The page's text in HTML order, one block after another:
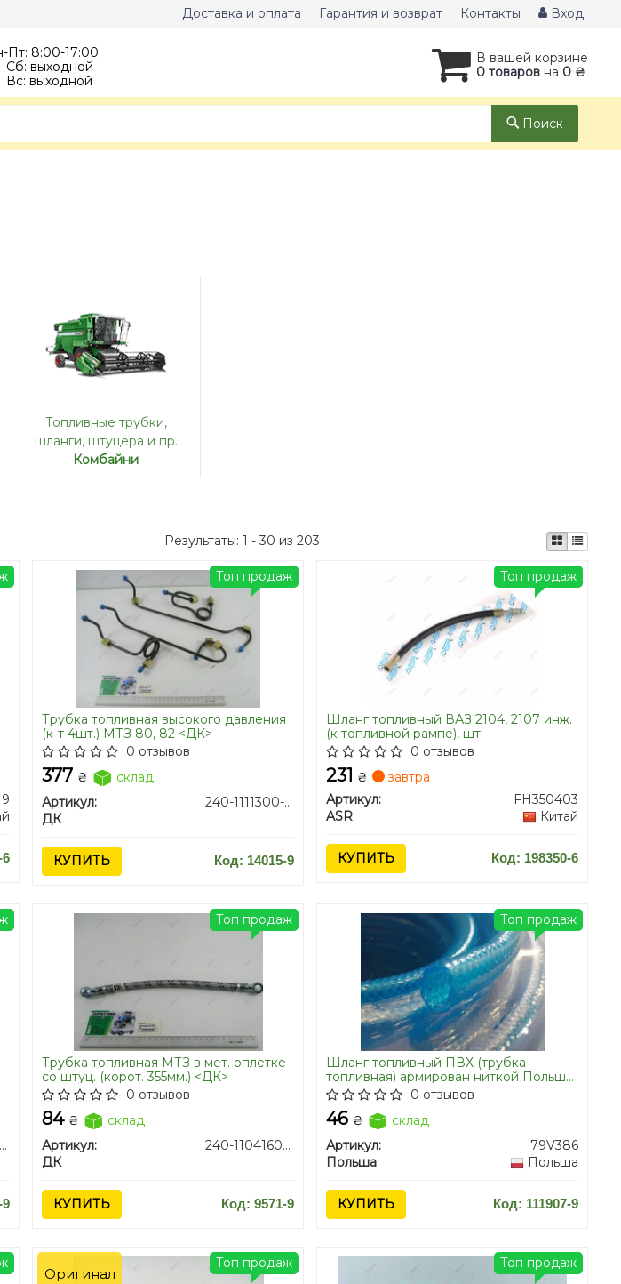
Доставка и оплата Гарантия и возврат Контакты Вход
Пт: 8:00-17:00
выходной
выходной
В вашей корзине
0 товаров на 0 ₴
Поиск
Топливные трубки,
шланги, штуцера и пр.
Комбайни
Результаты: 1 - 30 из 203
6
Трубка топливная высокого давления
(к-т 4шт.) МТЗ 80, 82 <ДК>
0 отзывов
377 ₴
склад
Артикул:
240-1111300-01/2/3/4
ДК
КУПИТЬ Код: 14015-9
Топ продаж
Шланг топливный ВАЗ 2104, 2107 инж.
(к топливной рампе), шт.
0 отзывов
231 ₴
завтра
Артикул:
FH350403
ASR
Китай
КУПИТЬ Код: 198350-6
Топ продаж
245-1104300-Ж-02
Трубка топливная МТЗ в мет. оплетке
со штуц. (корот. 355мм.) <ДК>
0 отзывов
84 ₴
склад
Артикул:
240-1104160-02-12
ДК
КУПИТЬ Код: 9571-9
Топ продаж
Шланг топливный ПВХ (трубка
топливная) армирован ниткой Польша
D=8 мм на метраж бухта 50м
0 отзывов
46 ₴
склад
Артикул:
79V386
Польша
Польша
КУПИТЬ Код: 111907-9
Топ продаж
Топ продаж
Оригинал
Топ продаж